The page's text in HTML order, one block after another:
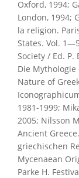
Oxford, 1994;
London, 1994;
la religion.
States. Vol.
Society / Ed.
Die Mythologie
Nature of
1981-1999;
2005; Nilsson
Ancient
griechischen
Mycenaean
Parke H.